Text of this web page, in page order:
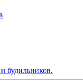
будильников.